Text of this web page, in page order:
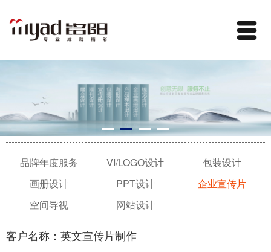
品牌年度服务 VI/LOGO设计
包装设计
画册设计
PPT设计
企业宣传片
空间导视
网站设计
客户名称：英文宣传片制作